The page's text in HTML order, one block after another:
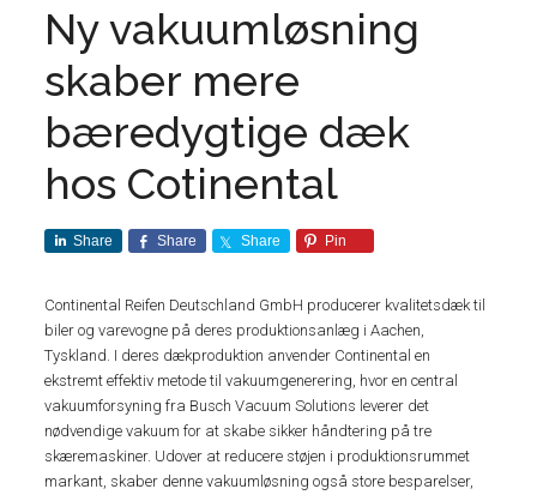
Ny vakuumløsning
skaber mere
bæredygtige dæk
hos Cotinental
Share Share Share Pin
Continental Reifen Deutschland GmbH producerer kvalitetsdæk til
biler og varevogne på deres produktionsanlæg i Aachen,
Tyskland. I deres dækproduktion anvender Continental en
ekstremt effektiv metode til vakuumgenerering, hvor en central
vakuumforsyning fra Busch Vacuum Solutions leverer det
nødvendige vakuum for at skabe sikker håndtering på tre
skæremaskiner. Udover at reducere støjen i produktionsrummet
markant, skaber denne vakuumløsning også store besparelser,